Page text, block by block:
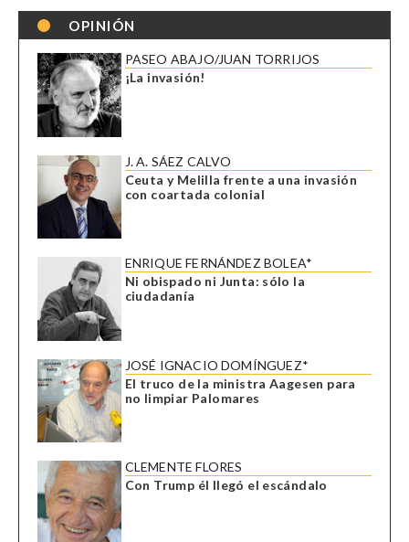
OPINIÓN
PASEO ABAJO/JUAN TORRIJOS
¡La invasión!
J. A. SÁEZ CALVO
Ceuta y Melilla frente a una invasión
con coartada colonial
ENRIQUE FERNÁNDEZ BOLEA*
Ni obispado ni Junta: sólo la
ciudadanía
JOSÉ IGNACIO DOMÍNGUEZ*
El truco de la ministra Aagesen para
no limpiar Palomares
CLEMENTE FLORES
Con Trump él llegó el escándalo